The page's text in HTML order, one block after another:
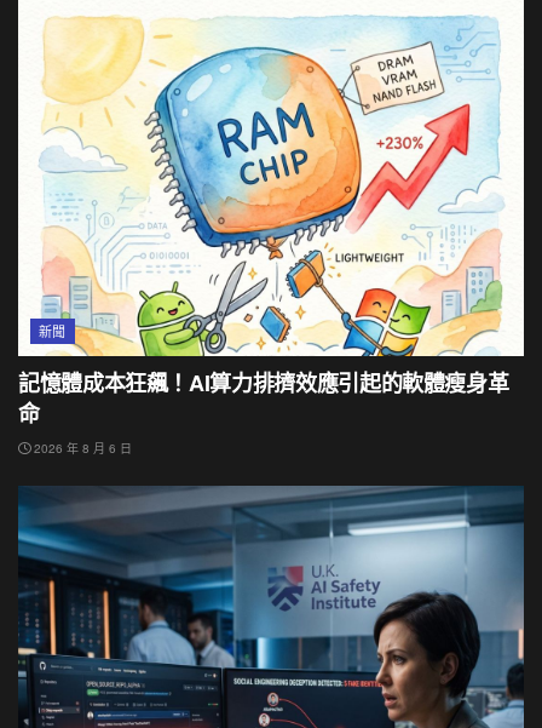
新聞
記憶體成本狂飆！AI算力排擠效應引起的軟體瘦身革
命
2026 年 8 月 6 日